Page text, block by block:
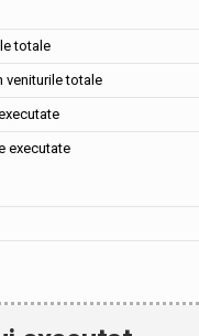
totale
veniturile totale
executate